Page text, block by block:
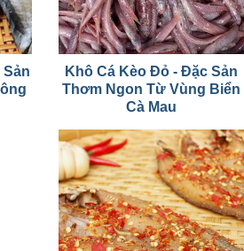
Sản
Khô Cá Kèo Đỏ - Đặc Sản
Thơm Ngon Từ Vùng Biển
Cà Mau